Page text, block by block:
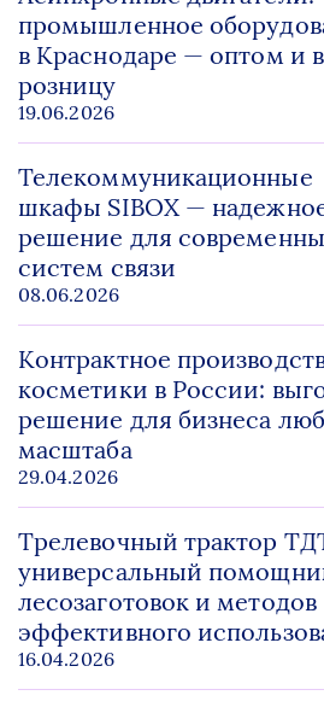
промышленное
в Краснодаре — оптом и в
розницу
19.06.2026
Телекоммуникационные
шкафы SIBOX —
решение для
систем связи
08.06.2026
Контрактное
косметики в России:
решение для бизнеса
масштаба
29.04.2026
Трелевочный трактор
универсальный
лесозаготовок и методов
эффективного
16.04.2026